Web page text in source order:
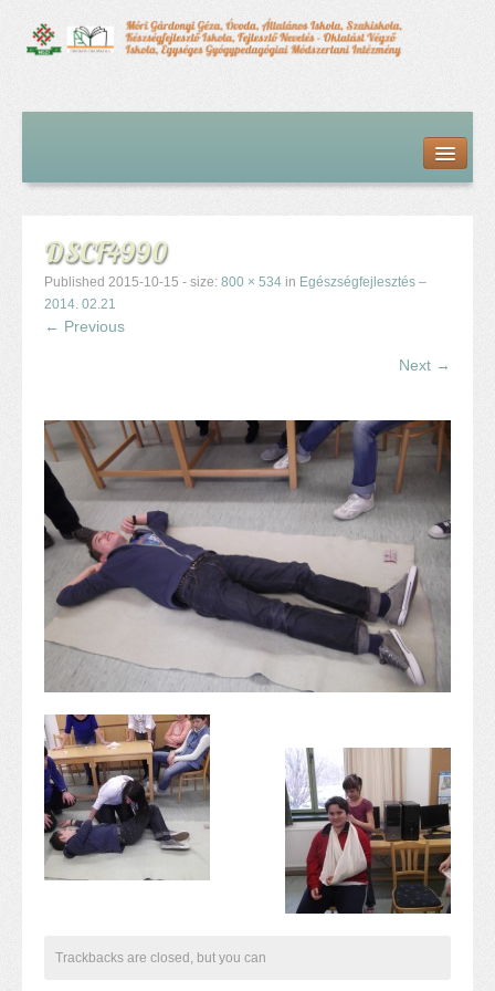
Hírfolyam
Alapdokumentumok
Intézményvezetői megbízás dokumentumai
Órarendek (2025/26. tanév)
Szakképzés
Diákigazolvány
Középfokú beiskolázás a 2026-2027-ös tanévben
Középfokú eredmények
Alapítvány
Pedagógiai szakmai ellenőrzés
Gyermek- és ifjúságvédelem
Étlap
Projektjeink
Digitális témahét 2016
EFOP-3.1.6
TÁMOP 2.2.7.A-13/1
TÁMOP-3.1.4-12/2
Projektbeszámolók
Egészségnap
Informatika Szakkör
Konfliktuskezelés
Erdei túra
DSCF4990
Published 2015-10-15 - size: 800 × 534 in Egészségfejlesztés –
2014. 02.21
← Previous
Next →
Trackbacks are closed, but you can